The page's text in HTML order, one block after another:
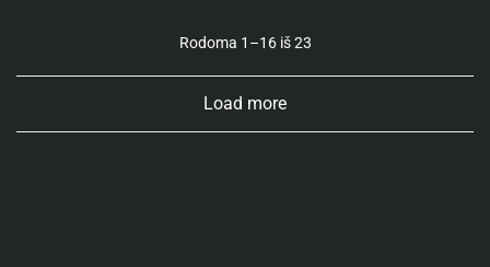
Rodoma 1–16 iš 23
Load more